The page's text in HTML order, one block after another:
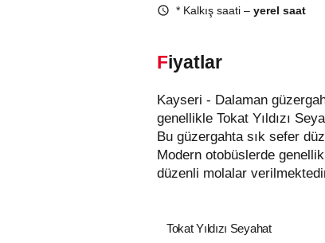
* Kalkış saati – yerel saat
Fiyatlar
Kayseri - Dalaman güzergahında hizmet veren otobüs firmaları aşağıda listelenmiştir. Bu güzergahta en uygun fiyatlı biletler
genellikle Tokat Yıldızı
Bu güzergahta sık sefer
Modern otobüslerde
düzenli molalar
Tokat Yıldızı Seyahat